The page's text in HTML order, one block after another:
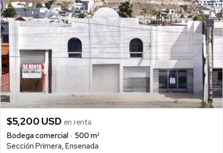
$5,200 USD en renta
Bodega comercial
500 m²
Sección Primera, Ensenada